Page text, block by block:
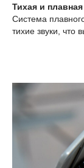
Тихая и
Система
тихие звуки, что